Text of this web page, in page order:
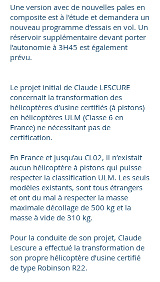
Une version avec de nouvelles pales en
composite est à l'étude et demandera un
nouveau programme d’essais en vol. Un
réservoir supplémentaire devant porter
l’autonomie à 3H45 est également
prévu.
Le projet initial de Claude LESCURE
concernait la transformation des
hélicoptères d’usine certifiés (à pistons)
en hélicoptères ULM (Classe 6 en
France) ne nécessitant pas de
certification.
En France et jusqu’au CL02, il n’existait
aucun hélicoptère à pistons qui puisse
respecter la classification ULM. Les seuls
modèles existants, sont tous étrangers
et ont du mal à respecter la masse
maximale décollage de 500 kg et la
masse à vide de 310 kg.
Pour la conduite de son projet, Claude
Lescure a effectué la transformation de
son propre hélicoptère d’usine certifié
de type Robinson R22.